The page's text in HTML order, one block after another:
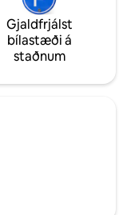
Gjaldfrjálst
bílastæði á
staðnum